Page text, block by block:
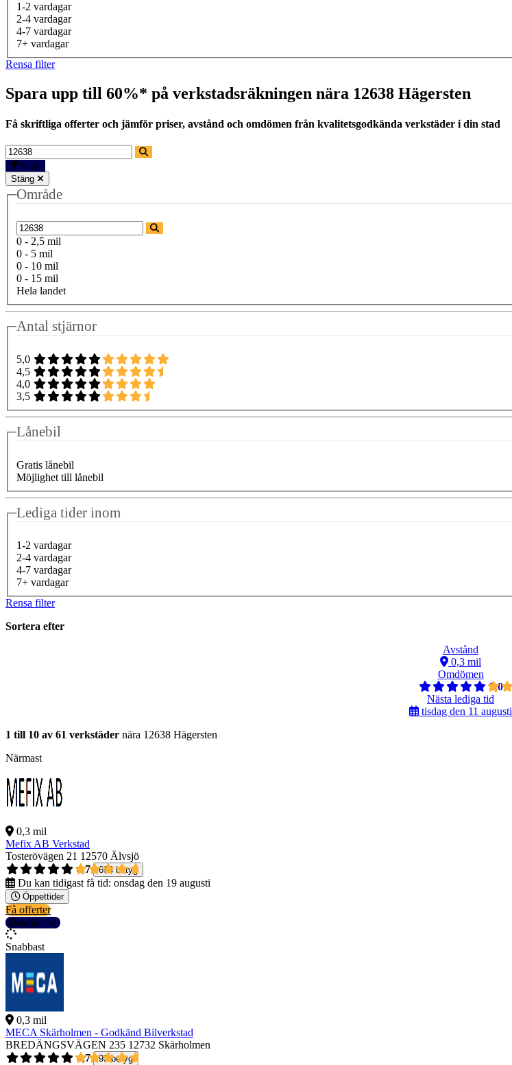
1-2 vardagar
2-4 vardagar
4-7 vardagar
7+ vardagar
Rensa filter
Spara upp till 60%* på verkstadsräkningen nära 12638 Hägersten
Få skriftliga offerter och jämför priser, avstånd och omdömen från kvalitetsgodkända verkstäder i din stad
Filter
Stäng
Område
0 - 2,5 mil
0 - 5 mil
0 - 10 mil
0 - 15 mil
Hela landet
Antal stjärnor
5,0
4,5
4,0
3,5
Lånebil
Gratis lånebil
Möjlighet till lånebil
Lediga tider inom
1-2 vardagar
2-4 vardagar
4-7 vardagar
7+ vardagar
Rensa filter
Sortera efter
Avstånd
0,3 mil
Omdömen
5,0
Nästa lediga tid
tisdag den 11 augusti
1 till 10 av 61 verkstäder nära 12638 Hägersten
Närmast
0,3 mil
Mefix AB Verkstad
Tosterövägen 21 12570 Älvsjö
4,7
694 betyg
Du kan tidigast få tid: onsdag den 19 augusti
Öppettider
Få offerter
Detaljer
Snabbast
0,3 mil
MECA Skärholmen - Godkänd Bilverkstad
BREDÄNGSVÄGEN 235 12732 Skärholmen
4,7
93 betyg